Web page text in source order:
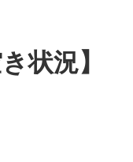
状況】